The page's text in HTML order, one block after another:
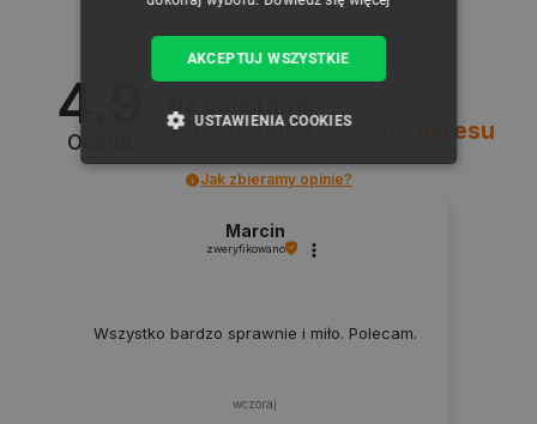
4.9
Ocena
Na podstawie
115 541opiniiz całego okresu
Jak zbieramy opinie?
Marcin
zweryfikowano
Wszystko bardzo sprawnie i miło. Polecam.
wczoraj
AKCEPTUJ WSZYSTKIE
USTAWIENIA COOKIES
NIEZBĘDNE WYDAJNOŚĆ
TARGETOWANIE
Wydajność